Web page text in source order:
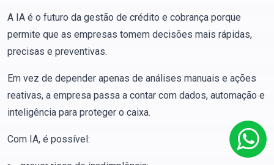
A IA é o futuro da gestão de crédito e cobrança porque
permite que as empresas tomem decisões mais rápidas,
precisas e preventivas.
Em vez de depender apenas de análises manuais e ações
reativas, a empresa passa a contar com dados, automação e
inteligência para proteger o caixa.
Com IA, é possível: